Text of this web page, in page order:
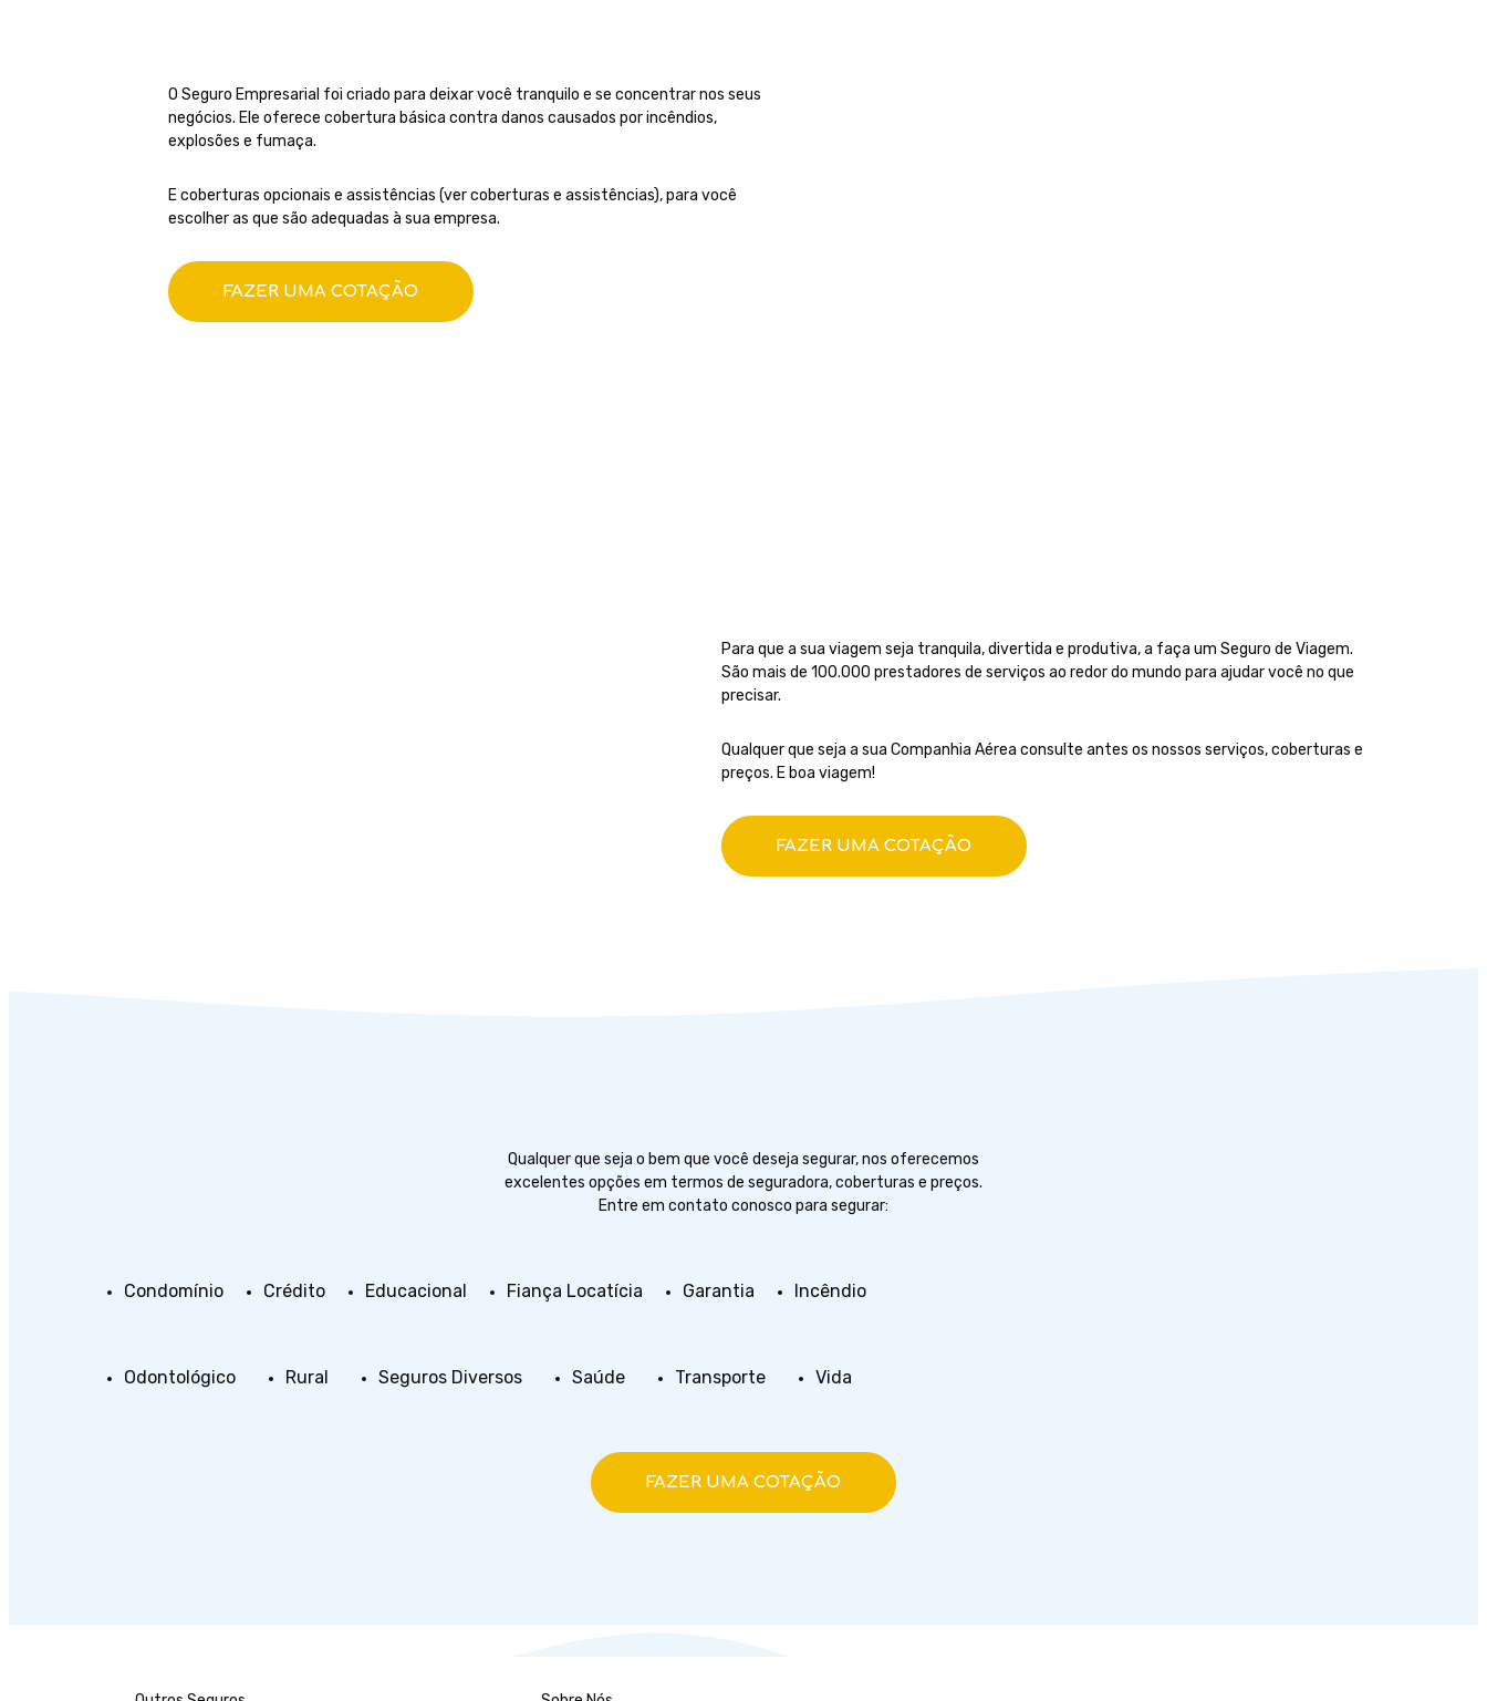
O Seguro Empresarial foi criado para deixar você tranquilo e se concentrar nos seus
negócios. Ele oferece cobertura básica contra danos causados por incêndios,
explosões e fumaça.
E coberturas opcionais e assistências (ver coberturas e assistências), para você
escolher as que são adequadas à sua empresa.
FAZER UMA COTAÇÃO
Para que a sua viagem seja tranquila, divertida e produtiva, a faça um Seguro de Viagem.
São mais de 100.000 prestadores de serviços ao redor do mundo para ajudar você no que
precisar.
Qualquer que seja a sua Companhia Aérea consulte antes os nossos serviços, coberturas e
preços. E boa viagem!
FAZER UMA COTAÇÃO
Qualquer que seja o bem que você deseja segurar, nos oferecemos
excelentes opções em termos de seguradora, coberturas e preços.
Entre em contato conosco para segurar:
Condomínio Crédito Educacional Fiança Locatícia Garantia Incêndio
Odontológico Rural Seguros Diversos Saúde Transporte Vida
FAZER UMA COTAÇÃO